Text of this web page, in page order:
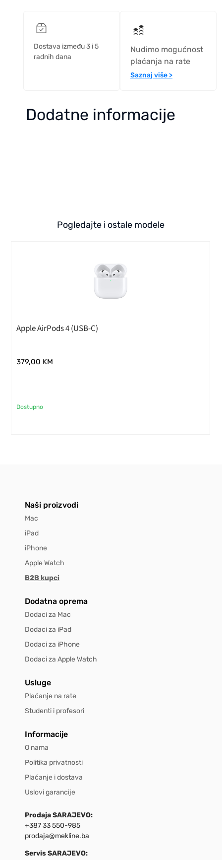
Dostava između 3 i 5
radnih dana
Nudimo mogućnost
plaćanja na rate
Saznaj više >
Dodatne informacije
Pogledajte i ostale modele
Apple AirPods 4 (USB-C)
379,00 KM
Dostupno
Naši proizvodi
Mac
iPad
iPhone
Apple Watch
B2B kupci
Dodatna oprema
Dodaci za Mac
Dodaci za iPad
Dodaci za iPhone
Dodaci za Apple Watch
Usluge
Plaćanje na rate
Studenti i profesori
Informacije
O nama
Politika privatnosti
Plaćanje i dostava
Uslovi garancije
Prodaja SARAJEVO:
+387 33 550-985
prodaja@mekline.ba
Servis SARAJEVO: